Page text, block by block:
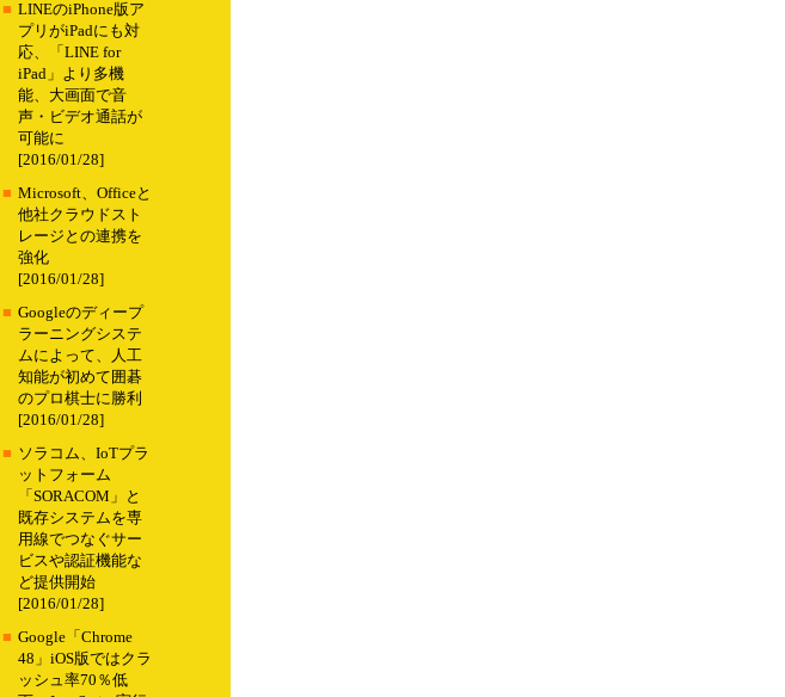
■ LINEのiPhone版ア
プリがiPadにも対
応、「LINE for
iPad」より多機
能、大画面で音
声・ビデオ通話が
可能に
[2016/01/28]
■ Microsoft、Officeと
他社クラウドスト
レージとの連携を
強化
[2016/01/28]
■ Googleのディープ
ラーニングシステ
ムによって、人工
知能が初めて囲碁
のプロ棋士に勝利
[2016/01/28]
■ ソラコム、IoTプラ
ットフォーム
「SORACOM」と
既存システムを専
用線でつなぐサー
ビスや認証機能な
ど提供開始
[2016/01/28]
■ Google「Chrome
48」iOS版ではクラ
ッシュ率70％低